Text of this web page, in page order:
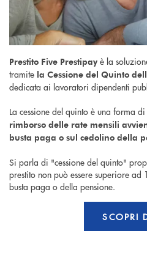
Prestito Five Prestipay è la
tramite la Cessione del Quinto
dedicata ai lavoratori dipendenti
La cessione del quinto è una forma
rimborso delle rate mensili
busta paga o sul cedolino della
Si parla di "cessione del quinto"
prestito non può essere superiore
busta paga o della pensione.
SCOPRI